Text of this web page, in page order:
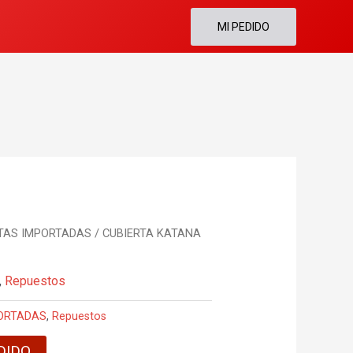
MI PEDIDO
IMPORTADAS / CUBIERTA KATANA
, Repuestos
, Repuestos